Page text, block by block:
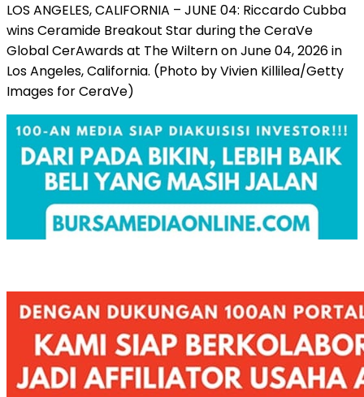
LOS ANGELES, CALIFORNIA – JUNE 04: Riccardo Cubba
wins Ceramide Breakout Star during the CeraVe
Global CerAwards at The Wiltern on June 04, 2026 in
Los Angeles, California. (Photo by Vivien Killilea/Getty
Images for CeraVe)